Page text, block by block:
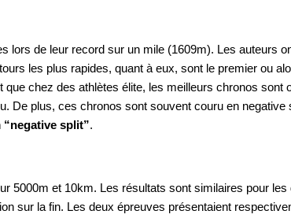
lors de leur record sur un mile (1609m). Les auteurs
les plus rapides, quant à eux, sont le premier ou
chez des athlètes élite, les meilleurs chronos sont
De plus, ces chronos sont souvent couru en negative
“negative split”.
5000m et 10km. Les résultats sont similaires pour
sur la fin. Les deux épreuves présentaient